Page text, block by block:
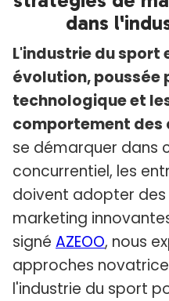
dans
L'industrie du sport
évolution, poussée
technologique et
comportement des
se démarquer dans
concurrentiel, les
doivent adopter
marketing
signé AZEOO, nous
approches
l'industrie du sport